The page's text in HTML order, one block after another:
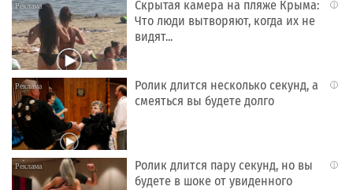
i
Скрытая камера на пляже Крыма:
Что люди вытворяют, когда их не
видят...
i
Ролик длится несколько секунд, а
смеяться вы будете долго
i
Ролик длится пару секунд, но вы
будете в шоке от увиденного